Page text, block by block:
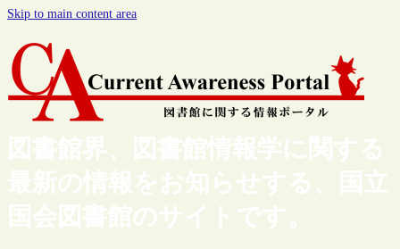
Skip to main content area
図書館界、図書館情報学に関する
最新の情報をお知らせする、国立
国会図書館のサイトです。